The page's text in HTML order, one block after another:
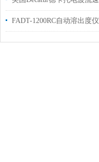
FADT-1200RC自动溶出度仪